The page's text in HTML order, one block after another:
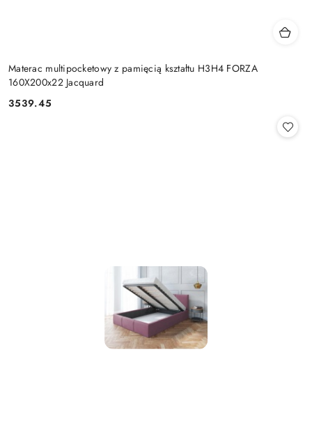
Materac multipocketowy z pamięcią kształtu H3H4 FORZA
160X200x22 Jacquard
Cena:
3539.45